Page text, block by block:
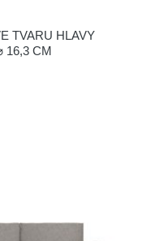
TVARU HLAVY
16,3 CM